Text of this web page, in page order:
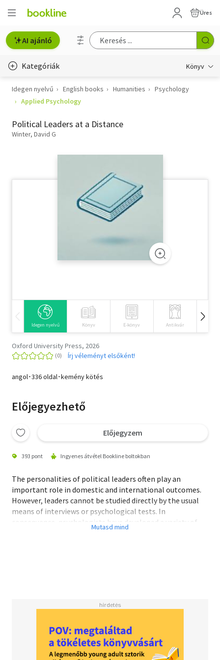
Üres
AI ajánló
Kategóriák Könyv
Életmód, egészség
Gyermek- és ifjúsági
Hobbi, szabadidő
Tankönyv, segédkönyv
Természettudomány
Történelem
Vallás
Idegen nyelvű English books Humanities
Psychology
Applied Psychology
Political Leaders at a Distance
Winter, David G
Idegen nyelvű Könyv E-könyv Antikvár
Oxford University Press, 2026
Írj véleményt elsőként!
angol･336 oldal･kemény kötés
Előjegyezhető
Előjegyzem
393 pont Ingyenes átvétel Bookline boltokban
The personalities of political leaders often play an
important role in domestic and international outcomes.
However, leaders cannot be studied directly by the usual
means of interviews or psychological tests. In
consequence, psychologists have developed a variety of
war in 1914. The book then reviews the history of at-a-
personality, consisting of four different elements: social
contexts, traits, cognitions, and motives.